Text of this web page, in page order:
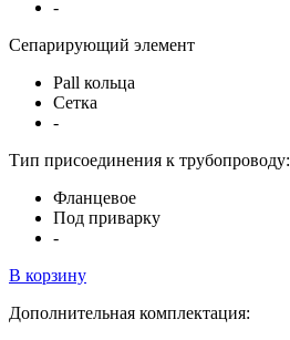
-
Сепарирующий элемент
Pall кольца
Сетка
-
Тип присоединения к трубопроводу:
Фланцевое
Под приварку
-
В корзину
Дополнительная комплектация: